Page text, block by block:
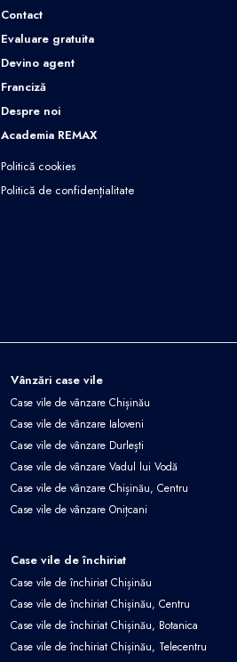
Contact
Evaluare gratuita
Devino agent
Franciză
Despre noi
Academia REMAX
Politică cookies
Politică de confidențialitate
Vânzări case vile
Case vile de vânzare Chișinău
Case vile de vânzare Ialoveni
Case vile de vânzare Durlești
Case vile de vânzare Vadul lui Vodă
Case vile de vânzare Chișinău, Centru
Case vile de vânzare Onițcani
Case vile de închiriat
Case vile de închiriat Chișinău
Case vile de închiriat Chișinău, Centru
Case vile de închiriat Chișinău, Botanica
Case vile de închiriat Chișinău, Telecentru